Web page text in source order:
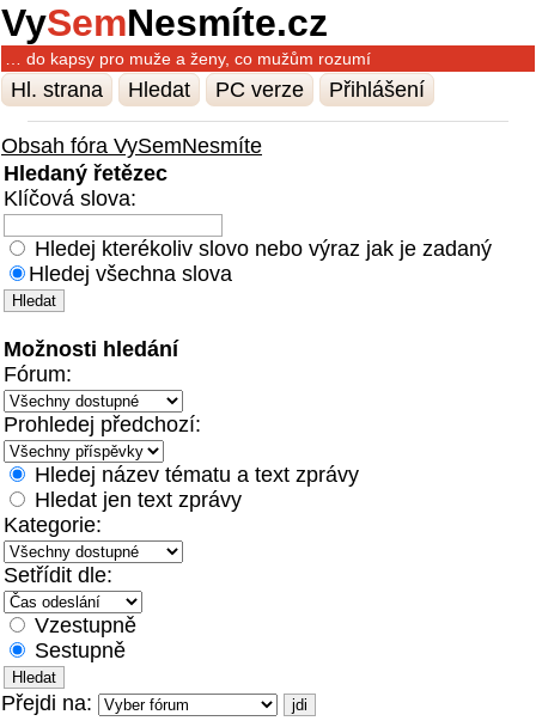
VySemNesmíte.cz
… do kapsy pro muže a ženy, co mužům rozumí
Hl. strana Hledat PC verze Přihlášení
Obsah fóra VySemNesmíte
Hledaný řetězec
Klíčová slova:
Hledej kterékoliv slovo nebo výraz jak je zadaný
Hledej všechna slova
Možnosti hledání
Fórum:
Prohledej předchozí:
Hledej název tématu a text zprávy
Hledat jen text zprávy
Kategorie:
Setřídit dle:
Vzestupně
Sestupně
Přejdi na: